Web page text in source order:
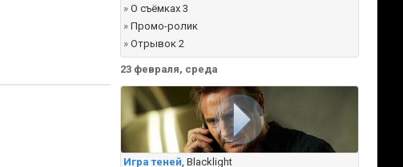
» О съёмках 3
» Промо-ролик
» Отрывок 2
23 февраля, среда
Игра теней, Blacklight